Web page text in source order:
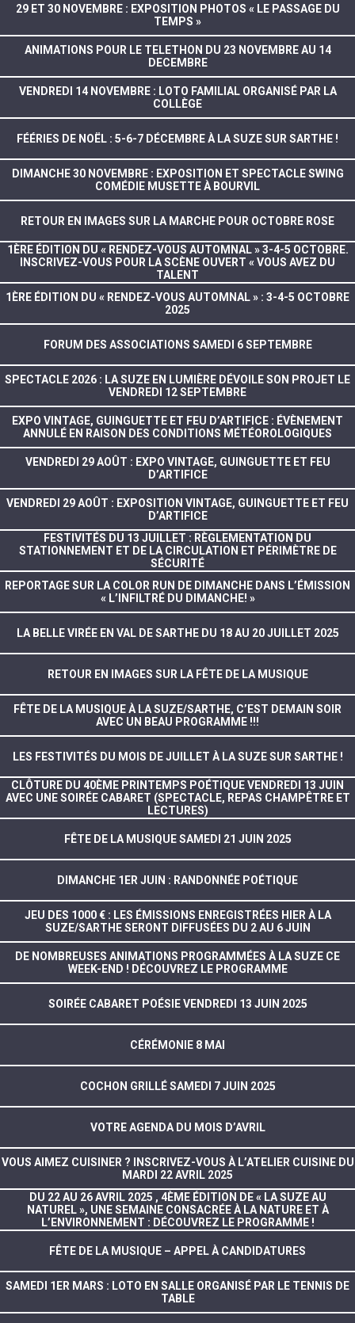
29 ET 30 NOVEMBRE : EXPOSITION PHOTOS « LE PASSAGE DU
TEMPS »
ANIMATIONS POUR LE TELETHON DU 23 NOVEMBRE AU 14
DECEMBRE
VENDREDI 14 NOVEMBRE : LOTO FAMILIAL ORGANISÉ PAR LA
COLLÈGE
FÉÉRIES DE NOËL : 5-6-7 DÉCEMBRE À LA SUZE SUR SARTHE !
DIMANCHE 30 NOVEMBRE : EXPOSITION ET SPECTACLE SWING
COMÉDIE MUSETTE À BOURVIL
RETOUR EN IMAGES SUR LA MARCHE POUR OCTOBRE ROSE
1ÈRE ÉDITION DU « RENDEZ-VOUS AUTOMNAL » 3-4-5 OCTOBRE.
INSCRIVEZ-VOUS POUR LA SCÈNE OUVERT « VOUS AVEZ DU
TALENT
1ÈRE ÉDITION DU « RENDEZ-VOUS AUTOMNAL » : 3-4-5 OCTOBRE
2025
FORUM DES ASSOCIATIONS SAMEDI 6 SEPTEMBRE
SPECTACLE 2026 : LA SUZE EN LUMIÈRE DÉVOILE SON PROJET LE
VENDREDI 12 SEPTEMBRE
EXPO VINTAGE, GUINGUETTE ET FEU D’ARTIFICE : ÉVÈNEMENT
ANNULÉ EN RAISON DES CONDITIONS MÉTÉOROLOGIQUES
VENDREDI 29 AOÛT : EXPO VINTAGE, GUINGUETTE ET FEU
D’ARTIFICE
VENDREDI 29 AOÛT : EXPOSITION VINTAGE, GUINGUETTE ET FEU
D’ARTIFICE
FESTIVITÉS DU 13 JUILLET : RÈGLEMENTATION DU
STATIONNEMENT ET DE LA CIRCULATION ET PÉRIMÈTRE DE
SÉCURITÉ
REPORTAGE SUR LA COLOR RUN DE DIMANCHE DANS L’ÉMISSION
« L’INFILTRÉ DU DIMANCHE! »
LA BELLE VIRÉE EN VAL DE SARTHE DU 18 AU 20 JUILLET 2025
RETOUR EN IMAGES SUR LA FÊTE DE LA MUSIQUE
FÊTE DE LA MUSIQUE À LA SUZE/SARTHE, C’EST DEMAIN SOIR
AVEC UN BEAU PROGRAMME !!!
LES FESTIVITÉS DU MOIS DE JUILLET À LA SUZE SUR SARTHE !
CLÔTURE DU 40ÈME PRINTEMPS POÉTIQUE VENDREDI 13 JUIN
AVEC UNE SOIRÉE CABARET (SPECTACLE, REPAS CHAMPÊTRE ET
LECTURES)
FÊTE DE LA MUSIQUE SAMEDI 21 JUIN 2025
DIMANCHE 1ER JUIN : RANDONNÉE POÉTIQUE
JEU DES 1000 € : LES ÉMISSIONS ENREGISTRÉES HIER À LA
SUZE/SARTHE SERONT DIFFUSÉES DU 2 AU 6 JUIN
DE NOMBREUSES ANIMATIONS PROGRAMMÉES À LA SUZE CE
WEEK-END ! DÉCOUVREZ LE PROGRAMME
SOIRÉE CABARET POÉSIE VENDREDI 13 JUIN 2025
CÉRÉMONIE 8 MAI
COCHON GRILLÉ SAMEDI 7 JUIN 2025
VOTRE AGENDA DU MOIS D’AVRIL
VOUS AIMEZ CUISINER ? INSCRIVEZ-VOUS À L’ATELIER CUISINE DU
MARDI 22 AVRIL 2025
DU 22 AU 26 AVRIL 2025 , 4ÈME ÉDITION DE « LA SUZE AU
NATUREL », UNE SEMAINE CONSACRÉE À LA NATURE ET À
L’ENVIRONNEMENT : DÉCOUVREZ LE PROGRAMME !
FÊTE DE LA MUSIQUE – APPEL À CANDIDATURES
SAMEDI 1ER MARS : LOTO EN SALLE ORGANISÉ PAR LE TENNIS DE
TABLE